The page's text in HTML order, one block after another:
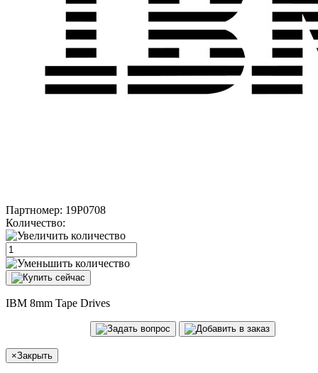
Партномер: 19P0708
Количество:
IBM 8mm Tape Drives
×Закрыть